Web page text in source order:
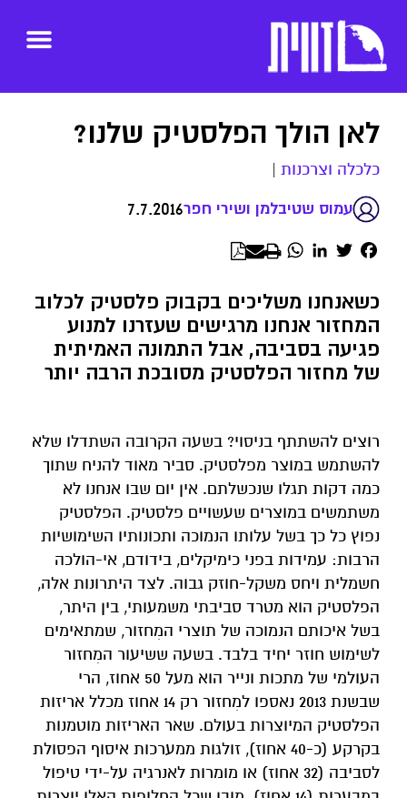
לאן הולך הפלסטיק שלנו?
כלכלה וצרכנות |
עמוס שטיבלמן ושירי חפר7.7.2016
Facebook
Twitter
LinkedIn
WhatsApp
כשאנחנו משליכים בקבוק פלסטיק לכלוב
המחזור אנחנו מרגישים שעזרנו למנוע
פגיעה בסביבה, אבל התמונה האמיתית
של מחזור הפלסטיק מסובכת הרבה יותר
רוצים להשתתף בניסוי? בשעה הקרובה השתדלו שלא
להשתמש במוצר מפלסטיק. סביר מאוד להניח שתוך
כמה דקות תגלו שנכשלתם. אין יום שבו אנחנו לא
משתמשים במוצרים שעשויים פלסטיק. הפלסטיק
נפוץ כל כך בשל עלותו הנמוכה ותכונותיו השימושיות
הרבות: עמידות בפני כימיקלים, בידודם, אי-הולכה
חשמלית ויחס משקל-חוזק גבוה. לצד היתרונות אלה,
הפלסטיק הוא מטרד סביבתי משמעותי, בין היתר,
בשל איכותם הנמוכה של תוצרי המִחזור, שמתאימים
לשימוש חוזר יחיד בלבד. בשעה ששיעור המִחזור
העולמי של מתכות ונייר הוא מעל 50 אחוז, הרי
שבשנת 2013 נאספו למִחזור רק 14 אחוז מכלל אריזות
הפלסטיק המיוצרות בעולם. שאר האריזות מוטמנות
בקרקע (כ-40 אחוז), זולגות ממערכות איסוף הפסולת
לסביבה (32 אחוז) או מומרות לאנרגיה על-ידי טיפול